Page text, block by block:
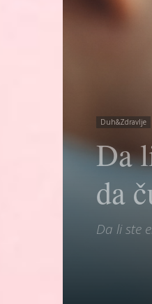
Duh&Zdravlje
Da
da
Da li ste